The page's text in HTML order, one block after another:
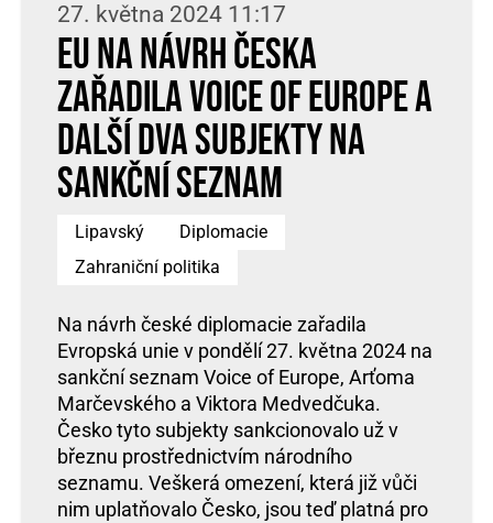
27. května 2024 11:17
EU na návrh Česka
zařadila Voice of Europe a
další dva subjekty na
sankční seznam
Lipavský
Diplomacie
Zahraniční politika
Na návrh české diplomacie zařadila
Evropská unie v pondělí 27. května 2024 na
sankční seznam Voice of Europe, Arťoma
Marčevského a Viktora Medvedčuka.
Česko tyto subjekty sankcionovalo už v
březnu prostřednictvím národního
seznamu. Veškerá omezení, která již vůči
nim uplatňovalo Česko, jsou teď platná pro